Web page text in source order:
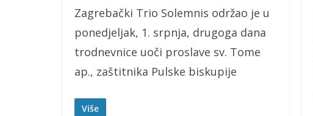
Zagrebački Trio Solemnis održao je u
ponedjeljak, 1. srpnja, drugoga dana
trodnevnice uoči proslave sv. Tome
ap., zaštitnika Pulske biskupije
Više